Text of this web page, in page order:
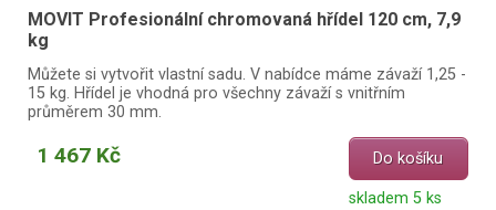
MOVIT Profesionální chromovaná hřídel 120 cm, 7,9
kg
Můžete si vytvořit vlastní sadu. V nabídce máme závaží 1,25 -
15 kg. Hřídel je vhodná pro všechny závaží s vnitřním
průměrem 30 mm.
1 467 Kč Do košíku
skladem 5 ks